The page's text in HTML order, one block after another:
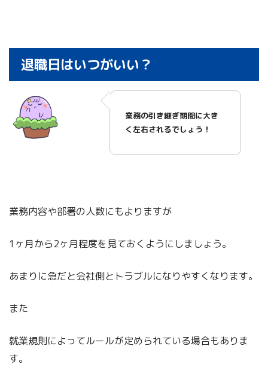
退職日はいつがいい？
業務の引き継ぎ期間に大き
く左右されるでしょう！
業務内容や部署の人数にもよりますが
1ヶ月から2ヶ月程度を見ておくようにしましょう。
あまりに急だと会社側とトラブルになりやすくなります。
また
就業規則によってルールが定められている場合もありま
す。